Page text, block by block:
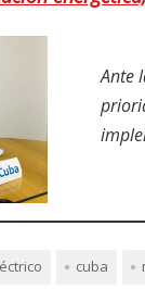
Ante
cuba